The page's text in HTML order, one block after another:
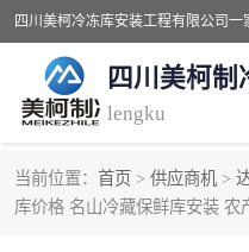
四川美柯制
lengku
当前位置： 首页 > 供应商机 >
库价格 名山冷藏保鲜库安装 农
冷库安装，冷库价格